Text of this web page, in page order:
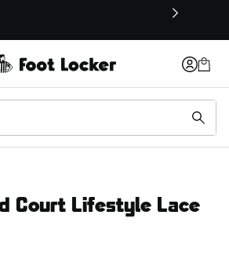
einem neuen Fenster
Court Lifestyle Lace